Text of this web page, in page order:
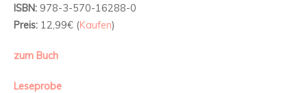
ISBN: 978-3-570-16288-0
Preis: 12,99€ (Kaufen)
zum Buch
Leseprobe